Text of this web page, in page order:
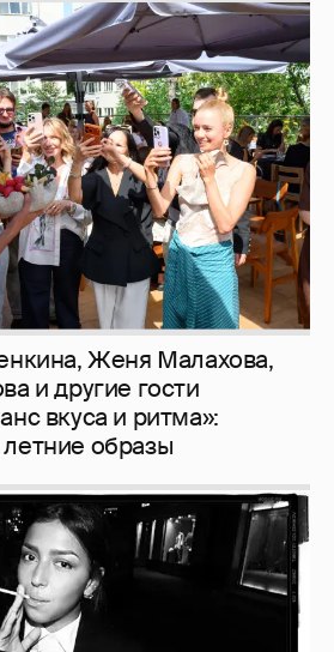
Женя Малахова,
и другие гости
вкуса и ритма»:
образы